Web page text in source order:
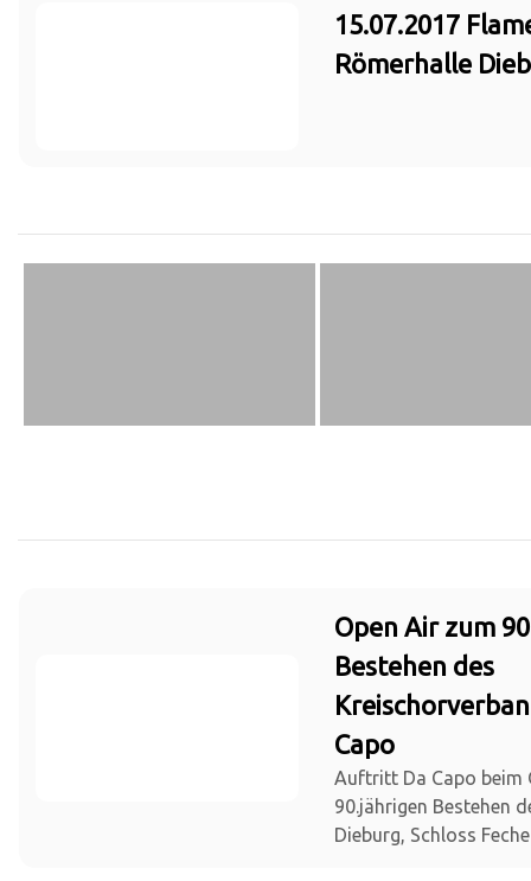
15.07.2017
Römerhalle
Open Air zum
Bestehen des
Capo
Auftritt Da Capo beim
90.jährigen Bestehen
Dieburg, Schloss